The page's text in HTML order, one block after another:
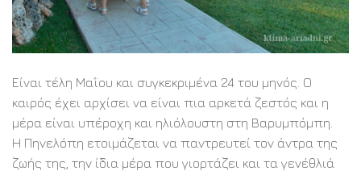
Είναι τέλη Μαΐου και συγκεκριμένα 24 του μηνός. Ο
καιρός έχει αρχίσει να είναι πια αρκετά ζεστός και η
μέρα είναι υπέροχη και ηλιόλουστη στη Βαρυμπόμπη.
Η Πηνελόπη ετοιμάζεται να παντρευτεί τον άντρα της
ζωής της, την ίδια μέρα που γιορτάζει και τα γενέθλιά